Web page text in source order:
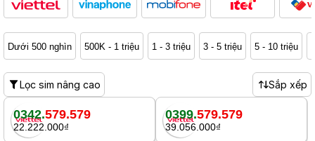
Dưới 500 nghìn 500K - 1 triệu 1 - 3 triệu 3 - 5 triệu 5 - 10 triệu
Lọc sim nâng cao Sắp xếp
0342.579.579
22.222.000₫
0399.579.579
39.056.000₫